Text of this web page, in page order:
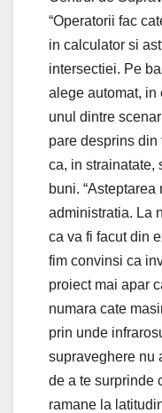
“Operatorii fac
in calculator si
intersectiei. Pe
alege automat, in
unul dintre
pare desprins
ca, in strainatate,
buni. “Asteptarea
administratia. La
ca va fi facut din
fim convinsi ca
proiect mai apar
numara cate
prin unde
supraveghere nu
de a te surprinde
ramane la